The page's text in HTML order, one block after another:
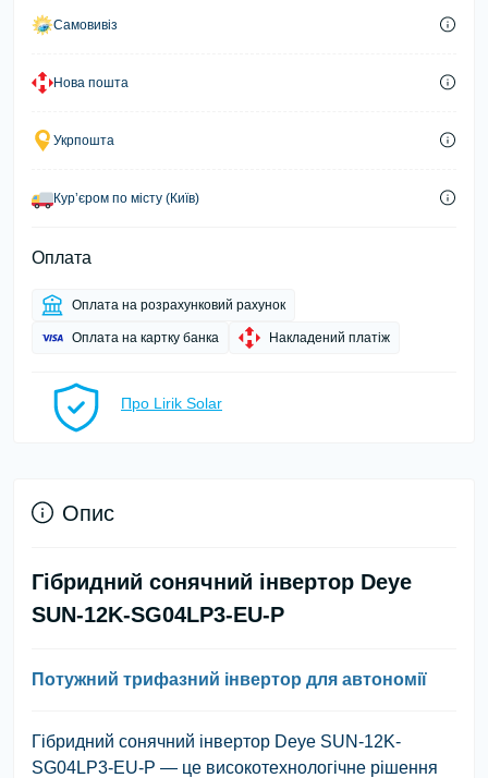
Самовивіз
Нова пошта
Укрпошта
Курʼєром по місту (Київ)
Оплата
Оплата на розрахунковий рахунок
Оплата на картку банка Накладений платіж
Про Lirik Solar
Опис
Гібридний сонячний інвертор Deye
SUN-12K-SG04LP3-EU-P
Потужний трифазний інвертор для автономії
Гібридний сонячний інвертор Deye SUN-12K-
SG04LP3-EU-P — це високотехнологічне рішення